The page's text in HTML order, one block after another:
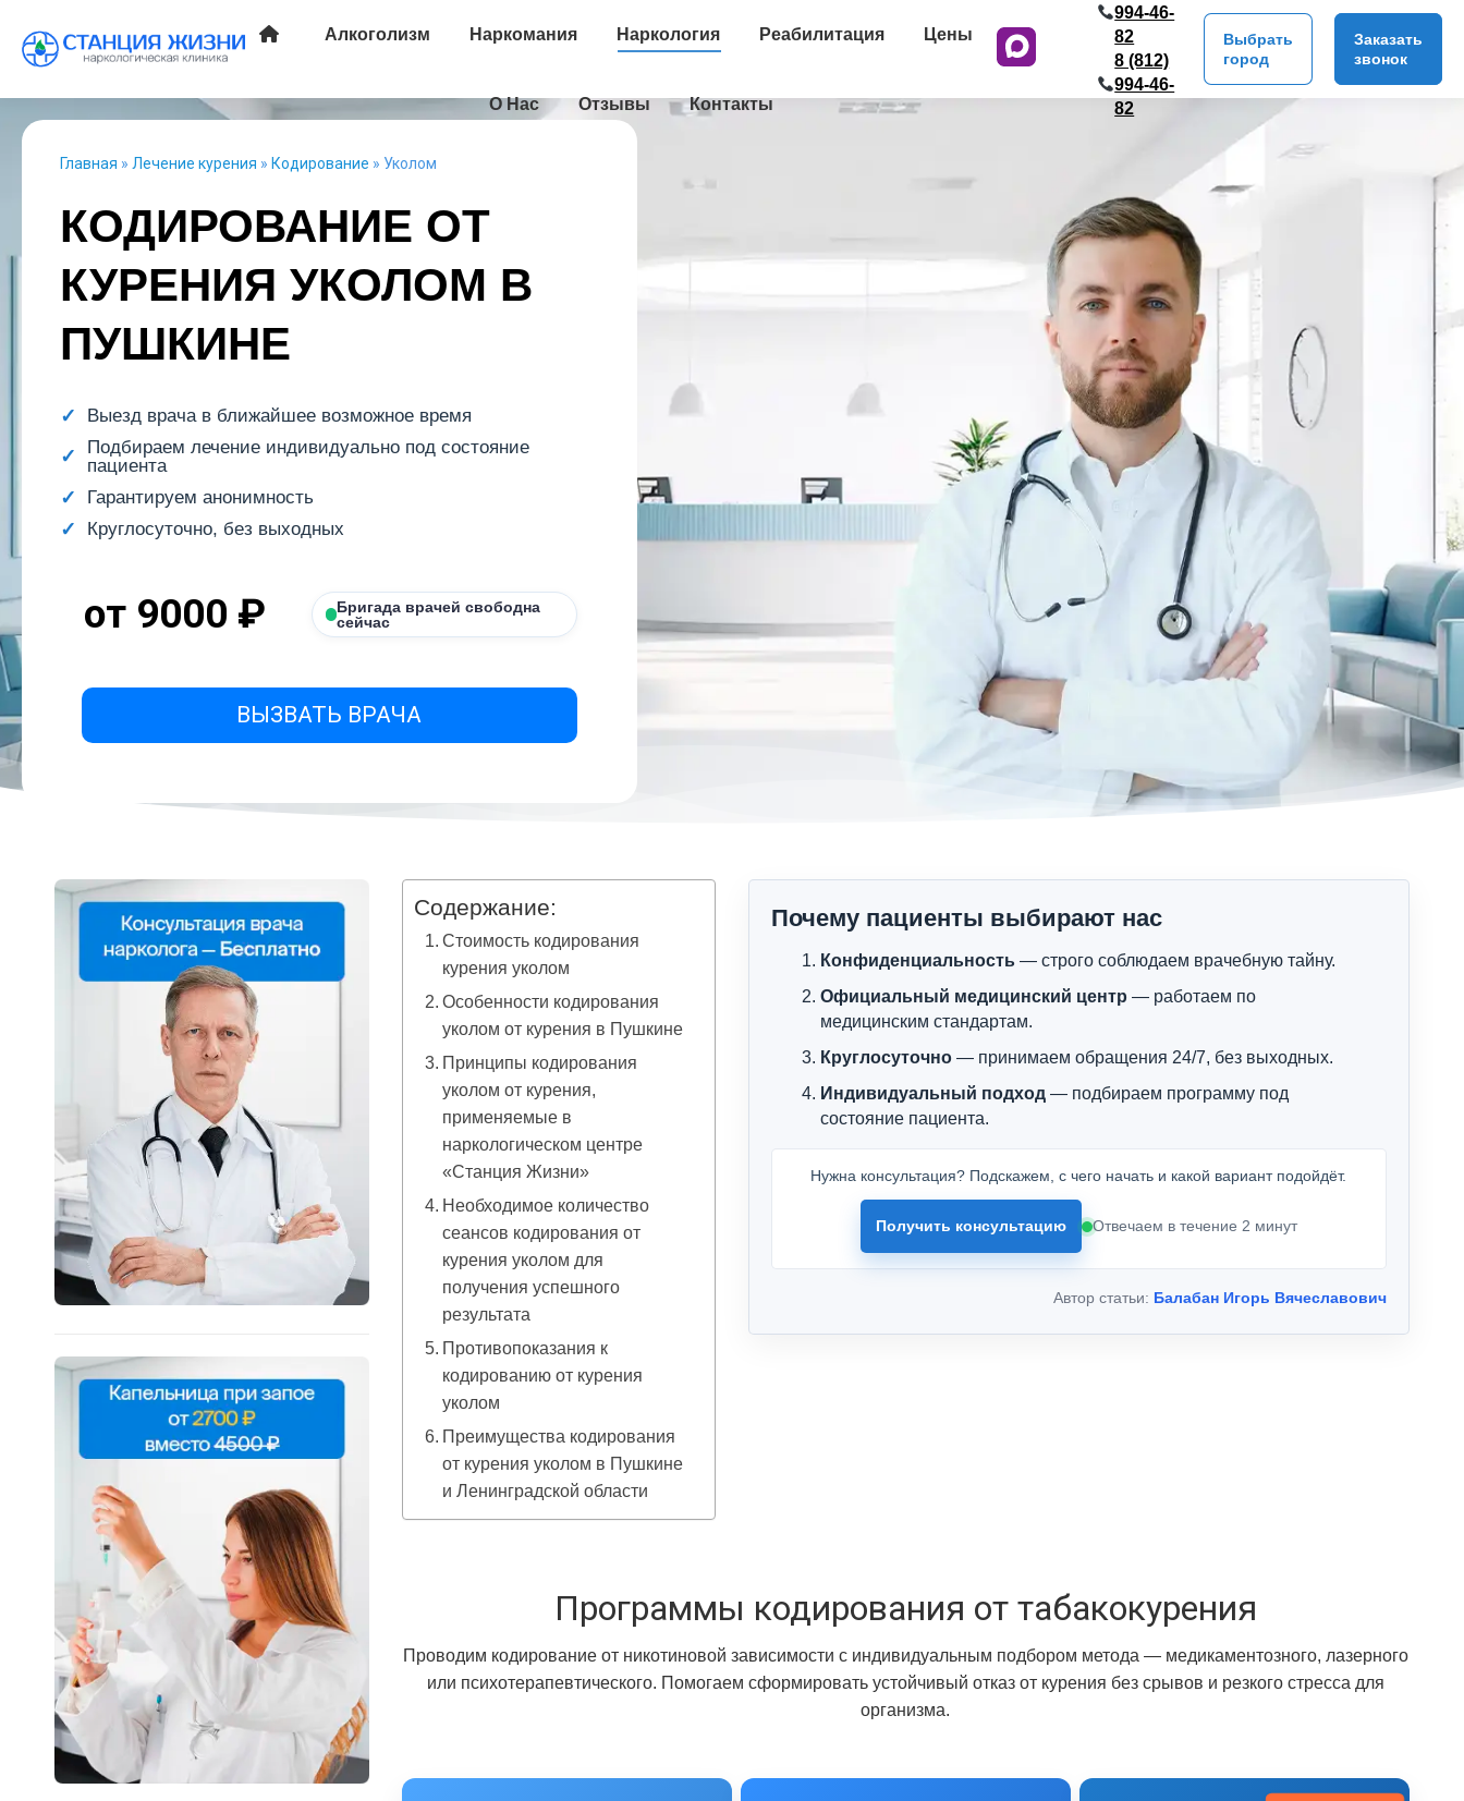
Алкоголизм Наркомания Наркология Реабилитация Цены
О Нас Отзывы Контакты
994-46-
82
8 (812)
994-46-
82
Выбрать
город
Заказать
звонок
Главная » Лечение курения » Кодирование » Уколом
КОДИРОВАНИЕ ОТ
КУРЕНИЯ УКОЛОМ В
ПУШКИНЕ
Выезд врача в ближайшее возможное время
Подбираем лечение индивидуально под состояние
пациента
Гарантируем анонимность
Круглосуточно, без выходных
от 9000 ₽
Бригада врачей свободна
сейчас
ВЫЗВАТЬ ВРАЧА
Содержание:
Стоимость кодирования
курения уколом
Особенности кодирования
уколом от курения в Пушкине
Принципы кодирования
уколом от курения,
применяемые в
наркологическом центре
«Станция Жизни»
Необходимое количество
сеансов кодирования от
курения уколом для
получения успешного
результата
Противопоказания к
кодированию от курения
уколом
Преимущества кодирования
от курения уколом в Пушкине
и Ленинградской области
Почему пациенты выбирают нас
Конфиденциальность— строго соблюдаем врачебную тайну.
Официальный медицинский центр — работаем по
медицинским стандартам.
Круглосуточно— принимаем обращения 24/7, без выходных.
Индивидуальный подход— подбираем программу под
состояние пациента.
Нужна консультация? Подскажем, с чего начать и какой вариант подойдёт.
Получить консультацию Отвечаем в течение 2 минут
Автор статьи: Балабан Игорь Вячеславович
Программы кодирования от табакокурения
Проводим кодирование от никотиновой зависимости с индивидуальным подбором метода — медикаментозного, лазерного
или психотерапевтического. Помогаем сформировать устойчивый отказ от курения без срывов и резкого стресса для
организма.